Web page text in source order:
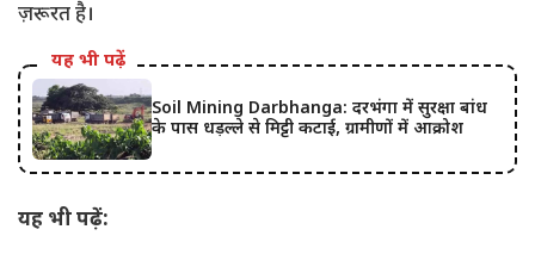
ज़रूरत है।
यह भी पढ़ें
Soil Mining Darbhanga: दरभंगा में सुरक्षा बांध
के पास धड़ल्ले से मिट्टी कटाई, ग्रामीणों में आक्रोश
यह भी पढ़ें: